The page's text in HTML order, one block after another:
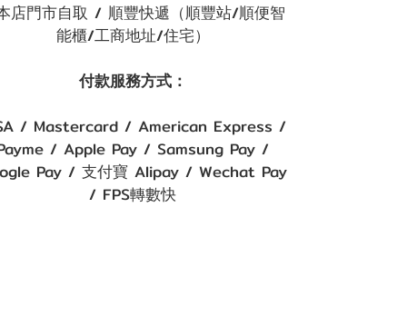
店門市自取 / 順豐快遞（順豐站/順便智
能櫃/工商地址/住宅）
付款服務方式：
/ Mastercard / American Express /
/ Apple Pay / Samsung Pay /
Pay / 支付寶 Alipay / Wechat Pay
/ FPS轉數快